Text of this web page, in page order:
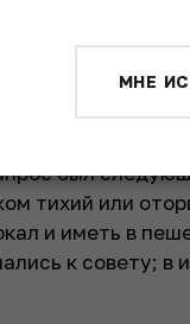
MW Кеничи
и Эбису: они
был
тихий или
и иметь в
к совету; в
МНЕ